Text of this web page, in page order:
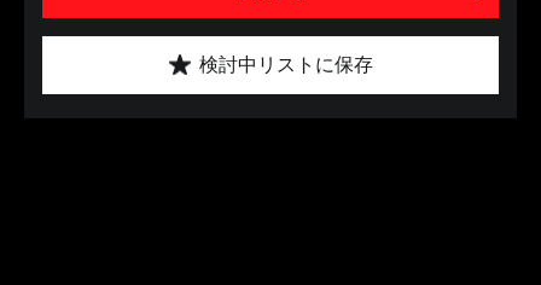
検討中リストに保存